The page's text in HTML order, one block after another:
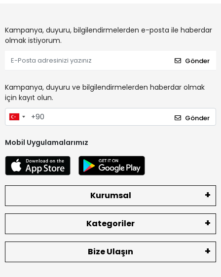
Kampanya, duyuru, bilgilendirmelerden e-posta ile haberdar
olmak istiyorum.
Gönder
Kampanya, duyuru ve bilgilendirmelerden haberdar olmak
için kayıt olun.
Gönder
Mobil Uygulamalarımız
Kurumsal
Kategoriler
Bize Ulaşın